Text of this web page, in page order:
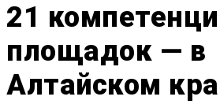
21
площадок — в
Алтайском